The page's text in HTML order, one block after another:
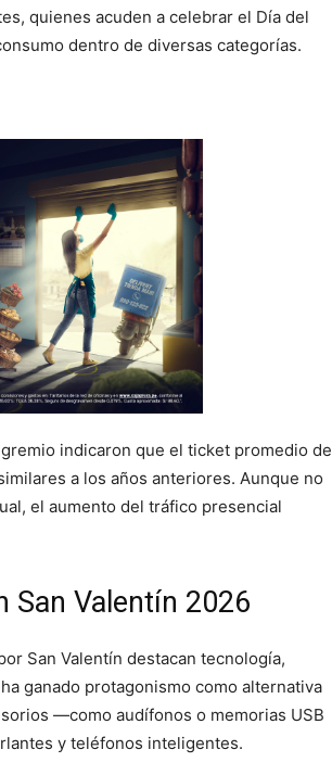
quienes acuden a celebrar el Día del
dentro de diversas categorías.
indicaron que el ticket promedio de
a los años anteriores. Aunque no
el aumento del tráfico presencial
San Valentín 2026
San Valentín destacan tecnología,
ganado protagonismo como alternativa
—como audífonos o memorias USB
y teléfonos inteligentes.